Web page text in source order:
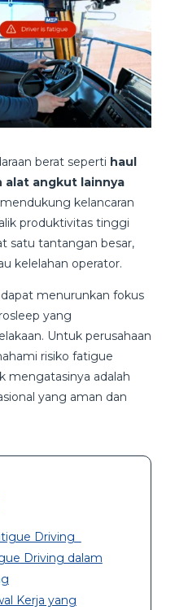
berat seperti haul
alat angkut lainnya
kelancaran
produktivitas tinggi
satu tantangan besar,
kelelahan operator.
menurunkan fokus
yang
Untuk perusahaan
risiko fatigue
mengatasinya adalah
yang aman dan
Driving
Driving dalam
Kerja yang